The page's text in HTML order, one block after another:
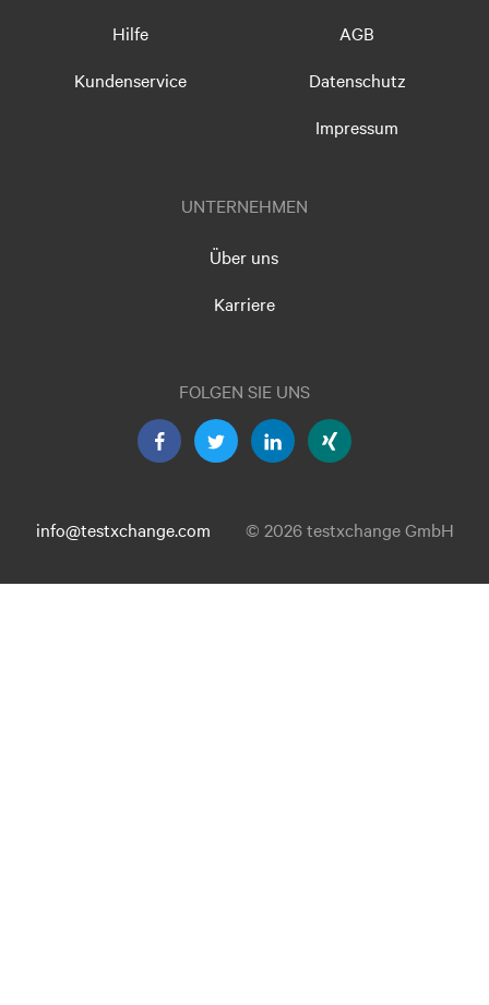
Hilfe
Kundenservice
AGB
Datenschutz
Impressum
UNTERNEHMEN
Über uns
Karriere
FOLGEN SIE UNS
info@testxchange.com © 2026 testxchange GmbH